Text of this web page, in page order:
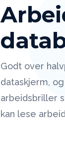
Godt over
dataskjerm,
arbeidsbriller
kan lese